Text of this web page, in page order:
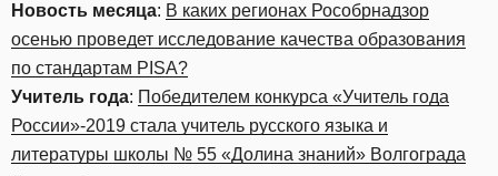
Новость месяца: В каких регионах Рособрнадзор
осенью проведет исследование качества образования
по стандартам PISA?
Учитель года: Победителем конкурса «Учитель года
России»-2019 стала учитель русского языка и
литературы школы № 55 «Долина знаний» Волгограда